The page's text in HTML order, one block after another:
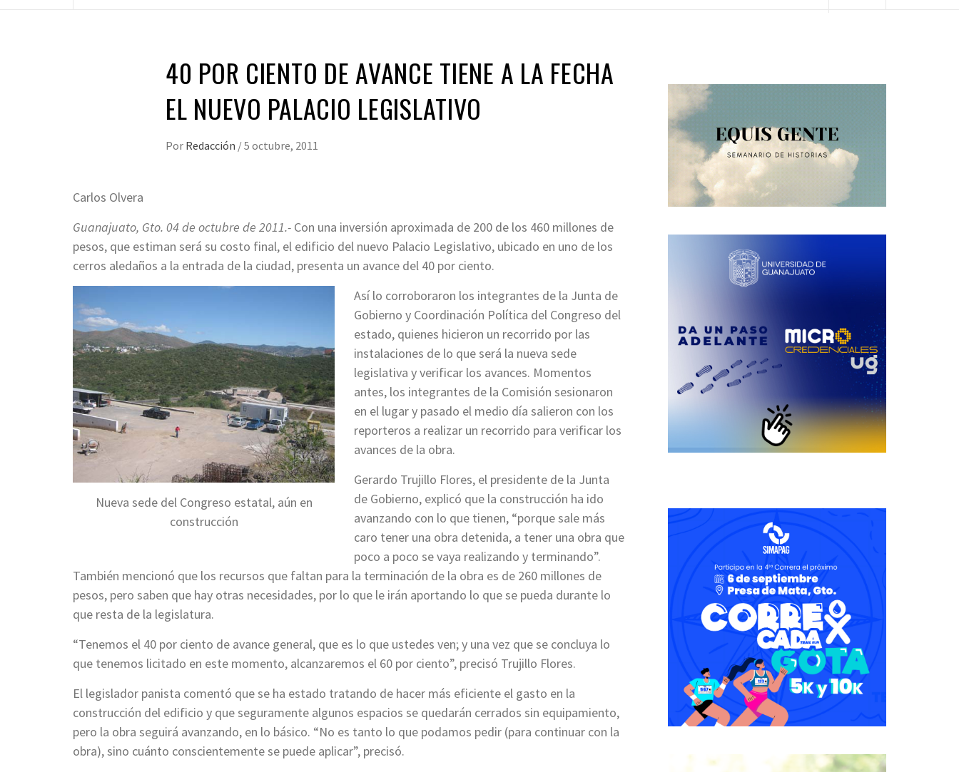
40 POR CIENTO DE AVANCE TIENE A LA FECHA
EL NUEVO PALACIO LEGISLATIVO
Por Redacción /5 octubre, 2011
Carlos Olvera
Guanajuato, Gto. 04 de octubre de 2011.- Con una inversión aproximada de 200 de los 460 millones de
pesos, que estiman será su costo final, el edificio del nuevo Palacio Legislativo, ubicado en uno de los
cerros aledaños a la entrada de la ciudad, presenta un avance del 40 por ciento.
Nueva sede del Congreso estatal, aún en
construcción
Así lo corroboraron los integrantes de la Junta de
Gobierno y Coordinación Política del Congreso del
estado, quienes hicieron un recorrido por las
instalaciones de lo que será la nueva sede
legislativa y verificar los avances. Momentos
antes, los integrantes de la Comisión sesionaron
en el lugar y pasado el medio día salieron con los
reporteros a realizar un recorrido para verificar los
avances de la obra.
Gerardo Trujillo Flores, el presidente de la Junta
de Gobierno, explicó que la construcción ha ido
avanzando con lo que tienen, “porque sale más
caro tener una obra detenida, a tener una obra que
poco a poco se vaya realizando y terminando”.
También mencionó que los recursos que faltan para la terminación de la obra es de 260 millones de
pesos, pero saben que hay otras necesidades, por lo que le irán aportando lo que se pueda durante lo
que resta de la legislatura.
“Tenemos el 40 por ciento de avance general, que es lo que ustedes ven; y una vez que se concluya lo
que tenemos licitado en este momento, alcanzaremos el 60 por ciento”, precisó Trujillo Flores.
El legislador panista comentó que se ha estado tratando de hacer más eficiente el gasto en la
construcción del edificio y que seguramente algunos espacios se quedarán cerrados sin equipamiento,
pero la obra seguirá avanzando, en lo básico. “No es tanto lo que podamos pedir (para continuar con la
obra), sino cuánto conscientemente se puede aplicar”, precisó.